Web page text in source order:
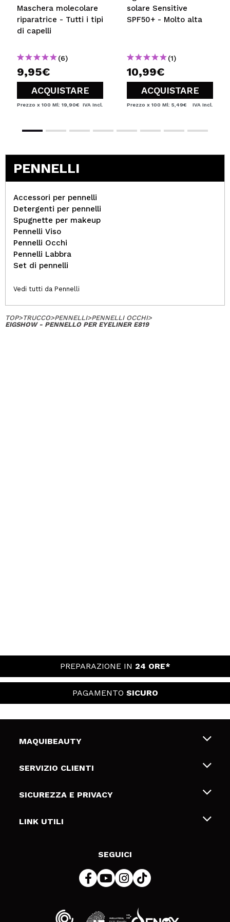
Maschera molecolare
riparatrice - Tutti i tipi
di capelli
(6)
9,95€
ACQUISTARE
Prezzo x 100 Ml: 19,90€ IVA Incl.
solare Sensitive
SPF50+ - Molto alta
(1)
10,99€
ACQUISTARE
Prezzo x 100 Ml: 5,49€ IVA Incl.
PENNELLI
Accessori per pennelli
Detergenti per pennelli
Spugnette per makeup
Pennelli Viso
Pennelli Occhi
Pennelli Labbra
Set di pennelli
Vedi tutti da Pennelli
TOP>TRUCCO>PENNELLI>PENNELLI OCCHI>
EIGSHOW - PENNELLO PER EYELINER E819
PREPARAZIONE IN 24 ORE*
PAGAMENTO SICURO
MAQUIBEAUTY
Chi siamo
Gift Cards
SERVIZIO CLIENTI
Spedizioni & Resi
Metodi di pagamamento
SICUREZZA E PRIVACY
Termini e condizioni
LINK UTILI
SEGUICI